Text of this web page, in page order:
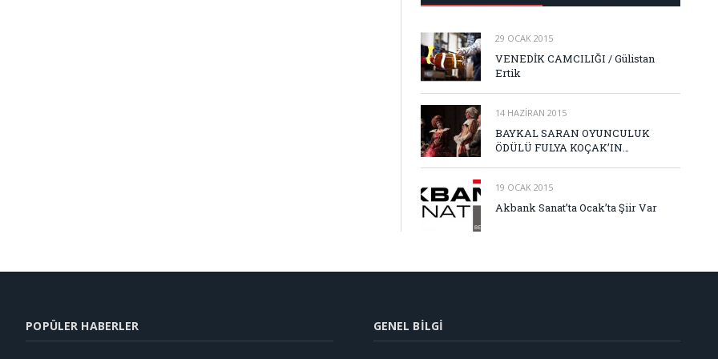
29 OCAK 2015
VENEDİK CAMCILIĞI / Gülistan
Ertik
14 HAZIRAN 2015
BAYKAL SARAN OYUNCULUK
ÖDÜLÜ FULYA KOÇAK’IN…
19 OCAK 2015
Akbank Sanat’ta Ocak’ta Şiir Var
POPÜLER HABERLER GENEL BILGI